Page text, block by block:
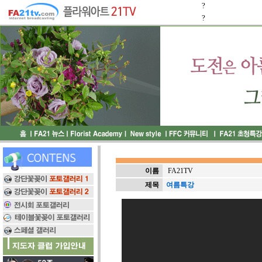
?
?
이름
FA21TV
제목
여름특강